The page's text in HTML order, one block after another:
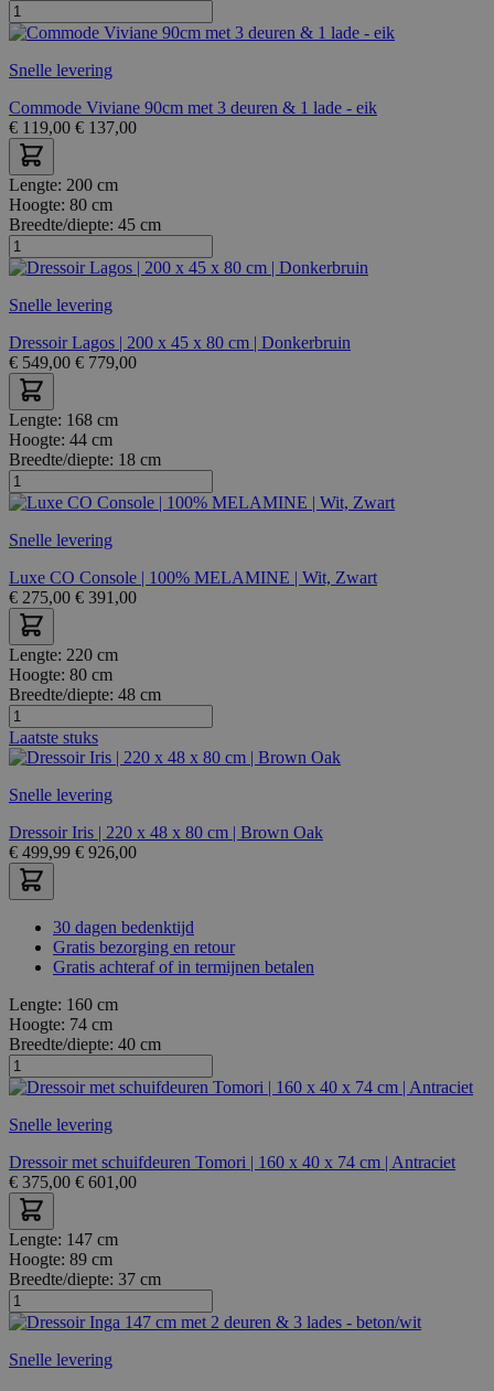
Snelle levering
Commode Viviane 90cm met 3 deuren & 1 lade - eik
€ 119,00 € 137,00
Lengte: 200 cm
Hoogte: 80 cm
Breedte/diepte: 45 cm
Snelle levering
Dressoir Lagos | 200 x 45 x 80 cm | Donkerbruin
€ 549,00 € 779,00
Lengte: 168 cm
Hoogte: 44 cm
Breedte/diepte: 18 cm
Snelle levering
Luxe CO Console | 100% MELAMINE | Wit, Zwart
€ 275,00 € 391,00
Lengte: 220 cm
Hoogte: 80 cm
Breedte/diepte: 48 cm
Laatste stuks
Snelle levering
Dressoir Iris | 220 x 48 x 80 cm | Brown Oak
€ 499,99 € 926,00
30 dagen bedenktijd
Gratis bezorging en retour
Gratis achteraf of in termijnen betalen
Lengte: 160 cm
Hoogte: 74 cm
Breedte/diepte: 40 cm
Snelle levering
Dressoir met schuifdeuren Tomori | 160 x 40 x 74 cm | Antraciet
€ 375,00 € 601,00
Lengte: 147 cm
Hoogte: 89 cm
Breedte/diepte: 37 cm
Snelle levering